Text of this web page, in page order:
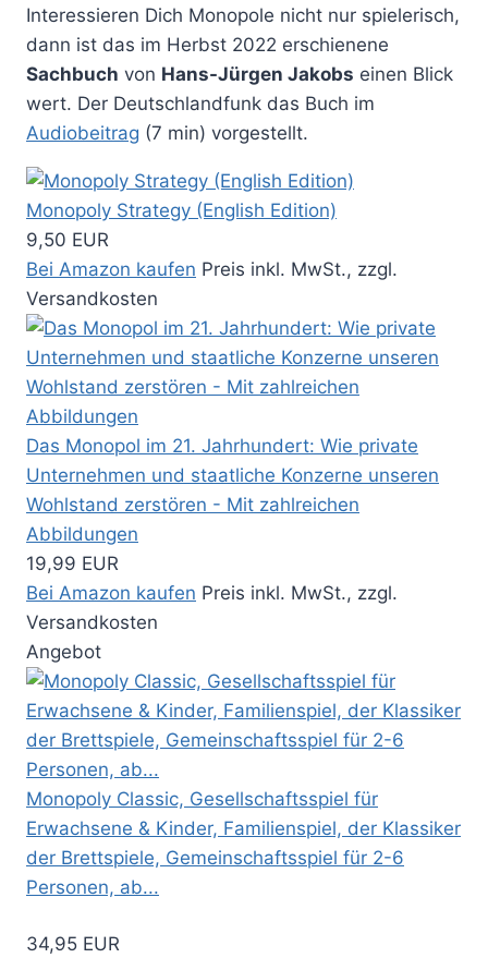
Interessieren Dich Monopole nicht nur spielerisch,
dann ist das im Herbst 2022 erschienene
Sachbuch von Hans-Jürgen Jakobs einen Blick
wert. Der Deutschlandfunk das Buch im
Audiobeitrag (7 min) vorgestellt.
Monopoly Strategy (English Edition)
9,50 EUR
Bei Amazon kaufen Preis inkl. MwSt., zzgl.
Versandkosten
Das Monopol im 21. Jahrhundert: Wie private
Unternehmen und staatliche Konzerne unseren
Wohlstand zerstören - Mit zahlreichen
Abbildungen
19,99 EUR
Bei Amazon kaufen Preis inkl. MwSt., zzgl.
Versandkosten
Angebot
Monopoly Classic, Gesellschaftsspiel für
Erwachsene & Kinder, Familienspiel, der Klassiker
der Brettspiele, Gemeinschaftsspiel für 2-6
Personen, ab...
34,95 EUR